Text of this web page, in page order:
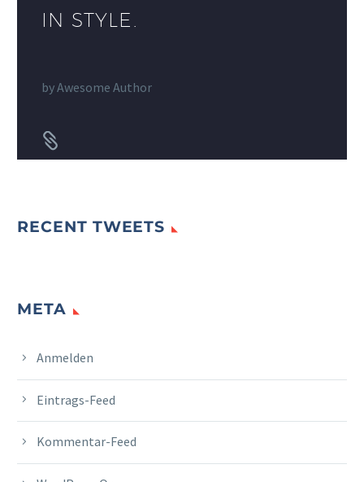
IN STYLE.
byAwesome Author


RECENT TWEETS
META
Anmelden
Eintrags-Feed
Kommentar-Feed